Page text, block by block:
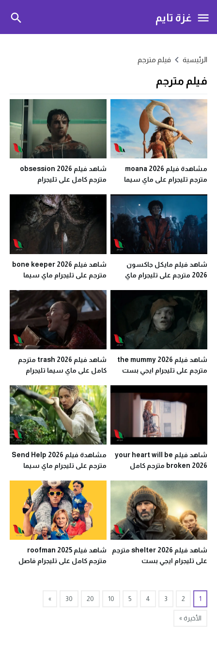
غزة تايم
الرئيسية فيلم مترجم
فيلم مترجم
مشاهدة فيلم moana 2026
مترجم تليجرام على ماي سيما
شاهد فيلم obsession 2026
مترجم كامل على تليجرام
شاهد فيلم مايكل جاكسون
2026 مترجم على تليجرام ماي
شاهد فيلم bone keeper 2026
مترجم على تليجرام ماي سيما
شاهد فيلم the mummy 2026
مترجم على تليجرام ايجي بست
شاهد فيلم trash 2026 مترجم
كامل على ماي سيما تليجرام
شاهد فيلم your heart will be
broken 2026 مترجم كامل
مشاهدة فيلم Send Help 2026
مترجم على تليجرام ماي سيما
شاهد فيلم shelter 2026 مترجم
على تليجرام ايجي بست
شاهد فيلم roofman 2025
مترجم كامل على تليجرام فاصل
1
2
3
4
5
10
20
30
»
الأخيرة »